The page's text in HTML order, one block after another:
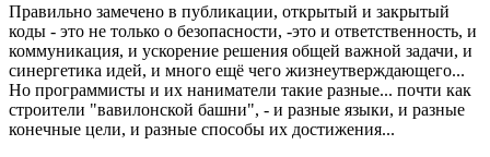
Правильно замечено в публикации, открытый и закрытый
коды - это не только о безопасности, -это и ответственность, и
коммуникация, и ускорение решения общей важной задачи, и
синергетика идей, и много ещё чего жизнеутверждающего...
Но программисты и их наниматели такие разные... почти как
строители "вавилонской башни", - и разные языки, и разные
конечные цели, и разные способы их достижения...